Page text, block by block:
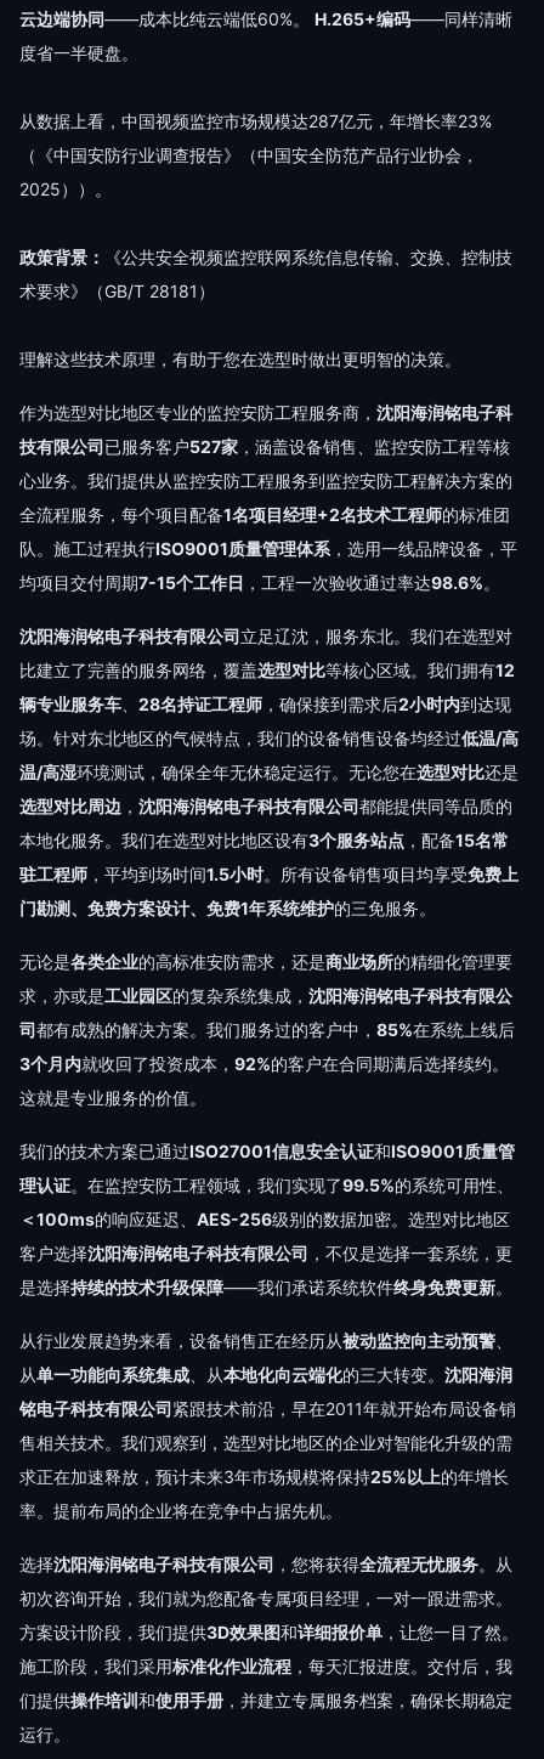
云边端协同——成本比纯云端低60%。 H.265+编码——同样清晰
度省一半硬盘。
从数据上看，中国视频监控市场规模达287亿元，年增长率23%
（《中国安防行业调查报告》（中国安全防范产品行业协会，
2025））。
政策背景：
《公共安全视频监控联网系统信息传输、交换、控制技
术要求》（GB/T 28181）
理解这些技术原理，有助于您在选型时做出更明智的决策。
作为选型对比地区专业的监控安防工程服务商， 沈阳海润铭电子科
技有限公司已服务客户527家 ，涵盖设备销售、监控安防工程等核
心业务。我们提供从监控安防工程服务到监控安防工程解决方案的
全流程服务，每个项目配备1名项目经理+2名技术工程师的标准团
队。施工过程执行ISO9001质量管理体系 ，选用一线品牌设备，平
均项目交付周期7-15个工作日 ，工程一次验收通过率达98.6%。
沈阳海润铭电子科技有限公司立足辽沈，服务东北。我们在选型对
比建立了完善的服务网络，覆盖选型对比等核心区域。我们拥有12
辆专业服务车
28名持证工程师 ，确保接到需求后2小时内到达现
场。针对东北地区的气候特点，我们的设备销售设备均经过低温/高
温/高湿环境测试，确保全年无休稳定运行。无论您在选型对比还是
选型对比周边 ， 沈阳海润铭电子科技有限公司都能提供同等品质的
本地化服务。我们在选型对比地区设有3个服务站点 ，配备15名常
驻工程师 ，平均到场时间1.5小时。所有设备销售项目均享受免费上
门勘测、免费方案设计、免费1年系统维护的三免服务。
无论是各类企业的高标准安防需求，还是商业场所的精细化管理要
求，亦或是工业园区的复杂系统集成， 沈阳海润铭电子科技有限公
司都有成熟的解决方案。我们服务过的客户中， 85%在系统上线后
3个月内就收回了投资成本， 92%的客户在合同期满后选择续约。
这就是专业服务的价值。
我们的技术方案已通过ISO27001信息安全认证和ISO9001质量管
理认证。在监控安防工程领域，我们实现了99.5%的系统可用性、
＜100ms的响应延迟、 AES-256级别的数据加密。选型对比地区
客户选择沈阳海润铭电子科技有限公司 ，不仅是选择一套系统，更
是选择持续的技术升级保障——我们承诺系统软件终身免费更新。
从行业发展趋势来看，设备销售正在经历从被动监控向主动预警
从单一功能向系统集成 、从本地化向云端化的三大转变。 沈阳海润
铭电子科技有限公司紧跟技术前沿，早在2011年就开始布局设备销
售相关技术。我们观察到，选型对比地区的企业对智能化升级的需
求正在加速释放，预计未来3年市场规模将保持25%以上的年增长
率。提前布局的企业将在竞争中占据先机。
选择沈阳海润铭电子科技有限公司 ，您将获得全流程无忧服务。从
初次咨询开始，我们就为您配备专属项目经理，一对一跟进需求。
方案设计阶段，我们提供3D效果图和详细报价单 ，让您一目了然。
施工阶段，我们采用标准化作业流程 ，每天汇报进度。交付后，我
们提供操作培训和使用手册 ，并建立专属服务档案，确保长期稳定
运行。